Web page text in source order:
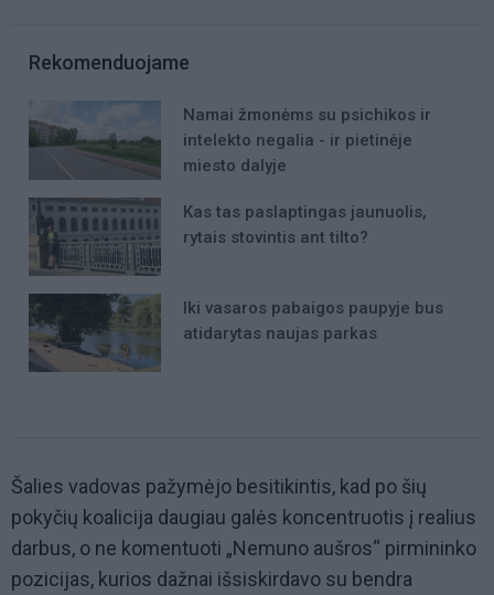
Rekomenduojame
Namai žmonėms su psichikos ir
intelekto negalia - ir pietinėje
miesto dalyje
Kas tas paslaptingas jaunuolis,
rytais stovintis ant tilto?
Iki vasaros pabaigos paupyje bus
atidarytas naujas parkas
Šalies vadovas pažymėjo besitikintis, kad po šių
pokyčių koalicija daugiau galės koncentruotis į realius
darbus, o ne komentuoti „Nemuno aušros“ pirmininko
pozicijas, kurios dažnai išsiskirdavo su bendra